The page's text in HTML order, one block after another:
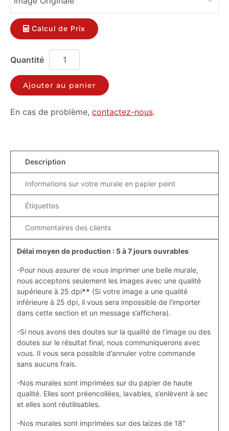
Calcul de Prix
Ajouter au panier
En cas de problème, contactez-nous.
Description
Informations sur votre murale en papier peint
Étiquettes
Commentaires des clients
Délai moyen de production : 5 à 7 jours ouvrables
-Pour nous assurer de vous imprimer une belle murale,
nous acceptons seulement les images avec une qualité
supérieure à 25 dpi** (Si votre image a une qualité
inférieure à 25 dpi, il vous sera impossible de l’importer
dans cette section et un message s’affichera).
-Si nous avons des doutes sur la qualité de l’image ou des
doutes sur le résultat final, nous communiquerons avec
vous. Il vous sera possible d’annuler votre commande
sans aucuns frais.
-Nos murales sont imprimées sur du papier de haute
qualité. Elles sont préencollées, lavables, s’enlèvent à sec
et elles sont réutilisables.
-Nos murales sont imprimées sur des laizes de 18″